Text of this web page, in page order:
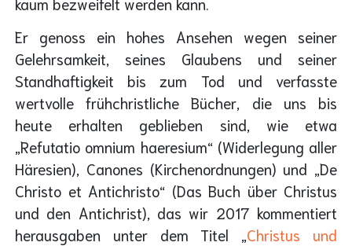
Er genoss ein hohes Ansehen wegen seiner
Gelehrsamkeit, seines Glaubens und seiner
Standhaftigkeit bis zum Tod und verfasste
wertvolle frühchristliche Bücher, die uns bis
heute erhalten geblieben sind, wie etwa
„Refutatio omnium haeresium“ (Widerlegung aller
Häresien), Canones (Kirchenordnungen) und „De
Christo et Antichristo“ (Das Buch über Christus
und den Antichrist), das wir 2017 kommentiert
herausgaben unter dem Titel „Christus und